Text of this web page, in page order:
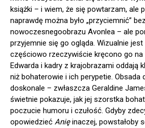
książki – i wiem, że się powtarzam, ale
naprawdę można było „przyciemnić”
nowoczesnegoobrazu Avonlea – ale
przyjemnie się go ogląda. Wizualnie jest
częściowo rzeczywiście kręcono go na
Edwarda i kadry z krajobrazami oddają
niż bohaterowie i ich perypetie. Obsada
doskonale – zwłaszcza Geraldine
świetnie pokazuje, jak jej szorstka
poczucie humoru i czułość. Gdyby
opowiedzieć Anięinaczej, powstałoby